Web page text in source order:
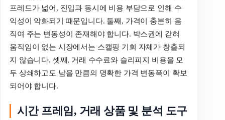
프레드가 넓어, 진입과 동시에 비용 부담으로 인해 수
익성이 악화되기 때문입니다. 둘째, 가격이 충분히 움
직여 주는 변동성이 존재해야 합니다. 박스권에 갇혀
움직임이 없는 시장에서는 스캘핑 기회 자체가 창출되
지 않습니다. 셋째, 거래 수수료와 슬리피지 비용을 모
두 상쇄하고도 남을 만큼의 명확한 가격 변동폭이 확보
되어야 합니다.
시간 프레임, 거래 상품 및 분석 도구